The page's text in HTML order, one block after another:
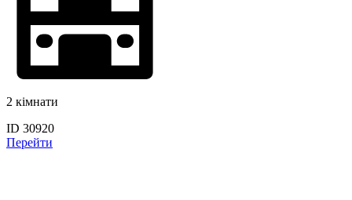
2 кімнати
ID 30920
Перейти